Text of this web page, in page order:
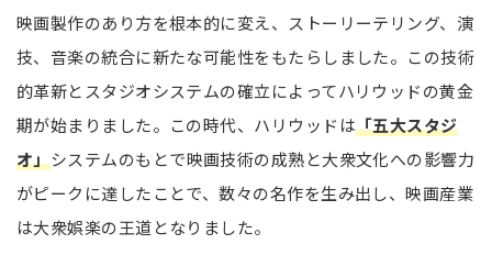
映画製作のあり方を根本的に変え、ストーリーテリング、演
技、音楽の統合に新たな可能性をもたらしました。この技術
的革新とスタジオシステムの確立によってハリウッドの黄金
期が始まりました。この時代、ハリウッドは「五大スタジ
オ」システムのもとで映画技術の成熟と大衆文化への影響力
がピークに達したことで、数々の名作を生み出し、映画産業
は大衆娯楽の王道となりました。